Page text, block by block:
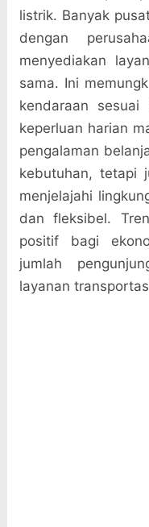
listrik. Banyak
dengan
menyediakan
sama. Ini
kendaraan
keperluan harian
pengalaman
kebutuhan, tetapi
menjelajahi
dan fleksibel.
positif bagi
jumlah
layanan